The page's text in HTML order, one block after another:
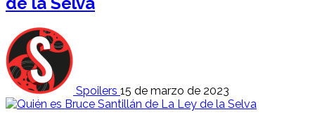
Spoilers 15 de marzo de 2023